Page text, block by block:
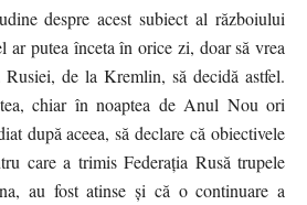
despre acest subiect al războiului
ar putea înceta în orice zi, doar să vrea
Rusiei, de la Kremlin, să decidă astfel.
chiar în noaptea de Anul Nou ori
după aceea, să declare că obiectivele
care a trimis Federația Rusă trupele
au fost atinse și că o continuare a